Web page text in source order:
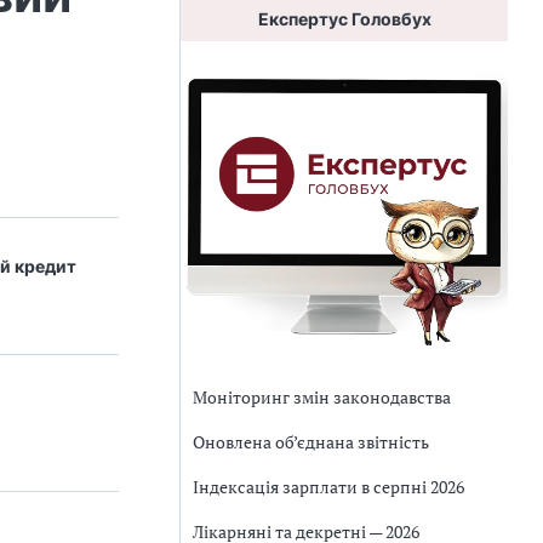
кредит
Експертус Головбух
Моніторинг змін законодавства
Оновлена об’єднана звітність
Індексація зарплати в серпні 2026
Лікарняні та декретні — 2026